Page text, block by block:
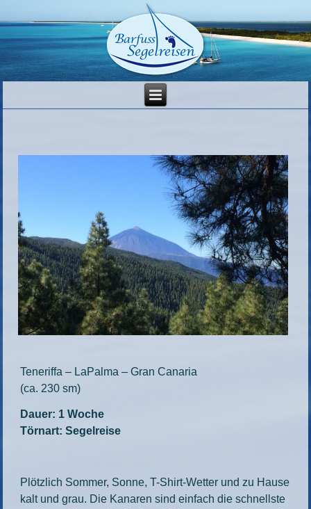
Teneriffa – LaPalma – Gran Canaria
(ca. 230 sm)
Dauer: 1 Woche
Törnart: Segelreise
Plötzlich Sommer, Sonne, T-Shirt-Wetter und zu Hause
kalt und grau. Die Kanaren sind einfach die schnellste